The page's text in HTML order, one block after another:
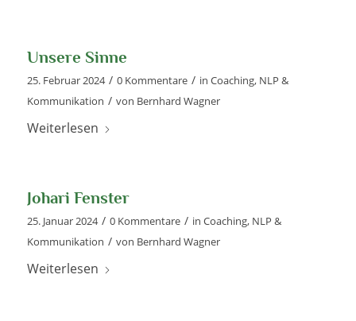
Unsere Sinne
25. Februar 2024 / 0 Kommentare / in Coaching, NLP &
Kommunikation / von Bernhard Wagner
Weiterlesen
Johari Fenster
25. Januar 2024 / 0 Kommentare / in Coaching, NLP &
Kommunikation / von Bernhard Wagner
Weiterlesen